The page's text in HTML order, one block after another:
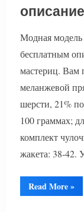
Модная
бесплатным
мастериц. Вам
меланжевой
шерсти, 21%
100 граммах;
комплект
жакета: 38-42.
Read More
жакет
»